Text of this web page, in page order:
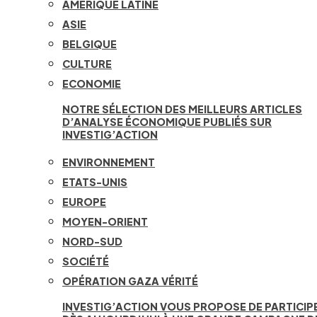
AMÉRIQUE LATINE
ASIE
BELGIQUE
CULTURE
ECONOMIE
NOTRE SÉLECTION DES MEILLEURS ARTICLES
D’ANALYSE ÉCONOMIQUE PUBLIÉS SUR
INVESTIG’ACTION
ENVIRONNEMENT
ETATS-UNIS
EUROPE
MOYEN-ORIENT
NORD-SUD
SOCIÉTÉ
OPÉRATION GAZA VÉRITÉ
INVESTIG’ACTION VOUS PROPOSE DE